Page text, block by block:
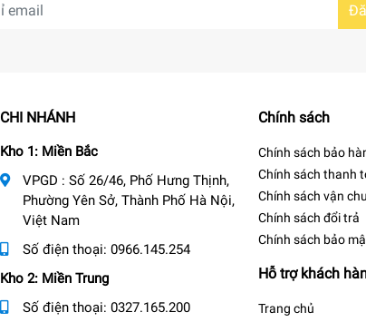
CHI NHÁNH
Kho 1: Miền Bắc
VPGD : Số 26/46, Phố Hưng Thịnh,
Phường Yên Sở, Thành Phố Hà Nội,
Việt Nam
Số điện thoại: 0966.145.254
Kho 2: Miền Trung
Số điện thoại: 0327.165.200
Chính sách
Chính sách bảo
Chính sách thanh
Chính sách vận
Chính sách đổi trả
Chính sách bảo
Hỗ trợ khách
Trang chủ